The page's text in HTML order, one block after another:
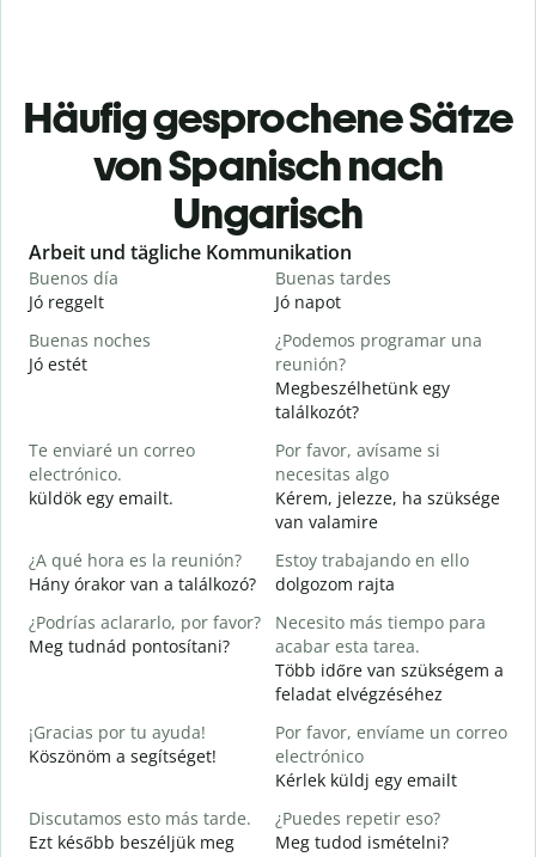
Häufig gesprochene Sätze
von Spanisch nach
Ungarisch
Slide 1 of 6
Arbeit und tägliche Kommunikation
Buenos día
Jó reggelt
Buenas tardes
Jó napot
Buenas noches
Jó estét
¿Podemos programar una
reunión?
Megbeszélhetünk egy
találkozót?
Te enviaré un correo
electrónico.
küldök egy emailt.
Por favor, avísame si
necesitas algo
Kérem, jelezze, ha szüksége
van valamire
¿A qué hora es la reunión?
Hány órakor van a találkozó?
Estoy trabajando en ello
dolgozom rajta
¿Podrías aclararlo, por favor?
Meg tudnád pontosítani?
Necesito más tiempo para
acabar esta tarea.
Több időre van szükségem a
feladat elvégzéséhez
¡Gracias por tu ayuda!
Köszönöm a segítséget!
Por favor, envíame un correo
electrónico
Kérlek küldj egy emailt
Discutamos esto más tarde.
Ezt később beszéljük meg
¿Puedes repetir eso?
Meg tudod ismételni?